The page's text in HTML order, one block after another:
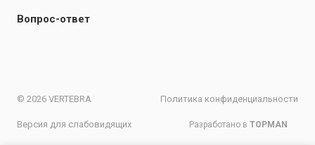
Вопрос-ответ
© 2026 VERTEBRA Политика конфиденциальности
Версия для слабовидящих Разработано в TOPMAN